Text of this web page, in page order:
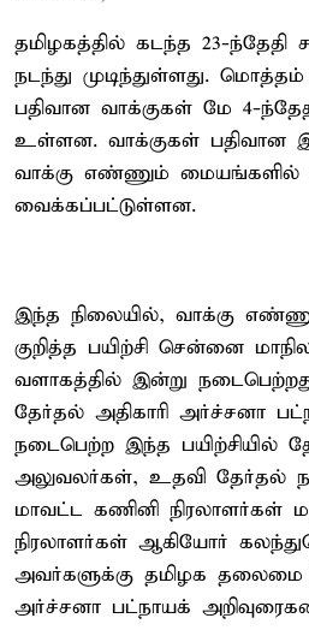
தமிழகத்தில் கடந்த 23-
நடந்து முடிந்துள்ளது.
பதிவான வாக்குகள் மே 4-
உள்ளன. வாக்குகள் பதிவான
வாக்கு எண்ணும் மையங்களில்
வைக்கப்பட்டுள்ளன.
இந்த நிலையில், வாக்கு
குறித்த பயிற்சி சென்னை
வளாகத்தில் இன்று
தேர்தல் அதிகாரி அர்ச்சனா
நடைபெற்ற இந்த பயிற்சியில்
அலுவலர்கள், உதவி தேர்தல்
மாவட்ட கணினி நிரலாளர்கள்
நிரலாளர்கள் ஆகியோர்
அவர்களுக்கு தமிழக தலைமை
அர்ச்சனா பட்நாயக்